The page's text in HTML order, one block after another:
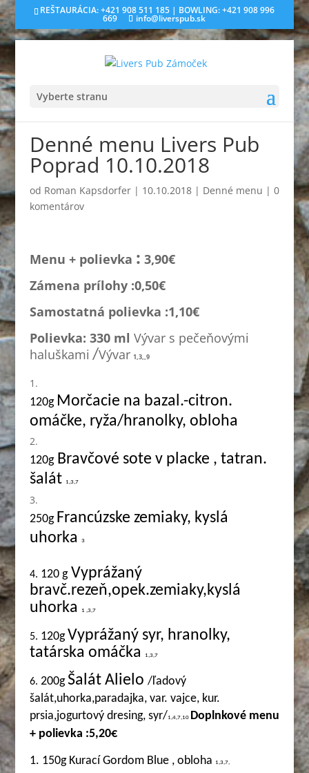
REŠTAURÁCIA: +421 908 511 185 | BOWLING: +421 908 996
669 info@liverspub.sk
Vyberte stranu
Denné menu Livers Pub
Poprad 10.10.2018
od Roman Kapsdorfer| 10.10.2018| Denné menu | 0
komentárov
Menu + polievka : 3,90€
Zámena prílohy :0,50€
Samostatná polievka :1,10€
Polievka: 330 ml Vývar s pečeňovými
haluškami /Vývar 1,3,,9
120g Morčacie na bazal.-citron.
omáčke, ryža/hranolky, obloha
120gBravčové sote v placke , tatran.
šalát
1,3,7
250g Francúzske zemiaky, kyslá
uhorka
3
4. 120 gVyprážaný
bravč.rezeň,opek.zemiaky,kyslá
uhorka
1 ,3,7
5. 120gVyprážaný syr, hranolky,
tatárska omáčka
1,3,7
6. 200gŠalát Alielo /ľadový
šalát,uhorka,paradajka, var. vajce, kur.
prsia,jogurtový dresing, syr/1,4,7,10 Doplnkové menu
+ polievka :5,20€
1. 150g Kurací Gordom Blue , obloha 1,3,7,